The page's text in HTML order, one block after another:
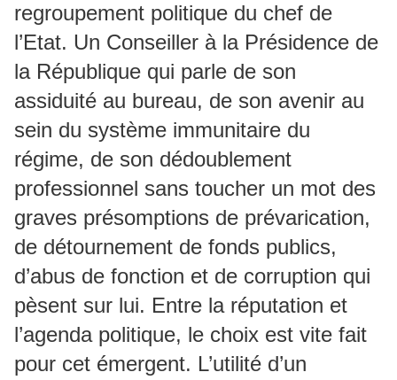
regroupement politique du chef de
l’Etat. Un Conseiller à la Présidence de
la République qui parle de son
assiduité au bureau, de son avenir au
sein du système immunitaire du
régime, de son dédoublement
professionnel sans toucher un mot des
graves présomptions de prévarication,
de détournement de fonds publics,
d’abus de fonction et de corruption qui
pèsent sur lui. Entre la réputation et
l’agenda politique, le choix est vite fait
pour cet émergent. L’utilité d’un